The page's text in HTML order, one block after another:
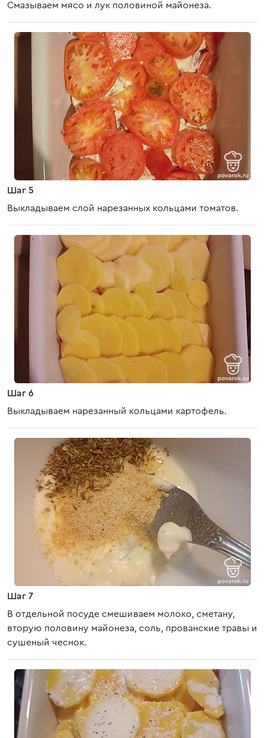
Смазываем мясо и лук половиной майонеза.
Шаг 5
Выкладываем слой нарезанных кольцами томатов.
Шаг 6
Выкладываем нарезанный кольцами картофель.
Шаг 7
В отдельной посуде смешиваем молоко, сметану,
вторую половину майонеза, соль, прованские травы и
сушеный чеснок.